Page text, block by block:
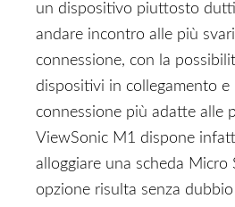
un dispositivo piuttosto
andare incontro alle più
connessione, con la
dispositivi in collegamento e
connessione più adatte alle
ViewSonic M1 dispone
alloggiare una scheda Micro
opzione risulta senza dubbio